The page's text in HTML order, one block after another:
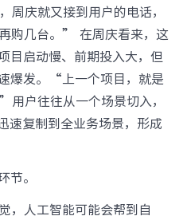
庆就又接到用户的电话，
购几台。” 在周庆看来，这
目启动慢、前期投入大，但
爆发。“上一个项目，就是
户往往从一个场景切入，
速复制到全业务场景，形成
。
，人工智能可能会帮到自